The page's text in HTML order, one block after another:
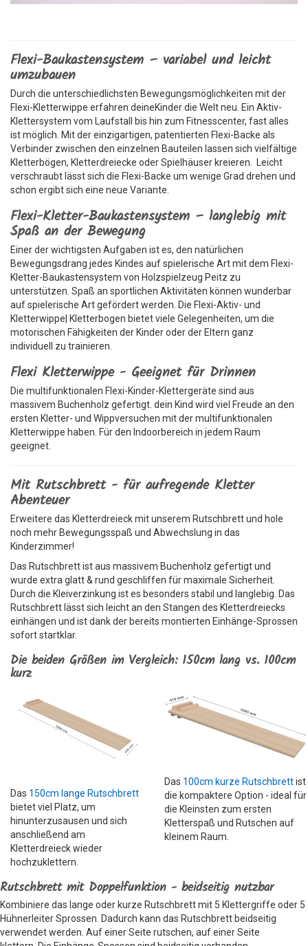
Flexi-Baukastensystem – variabel und leicht
umzubauen
Durch die unterschiedlichsten Bewegungsmöglichkeiten mit der
Flexi-Kletterwippe erfahren deineKinder die Welt neu. Ein Aktiv-
Klettersystem vom Laufstall bis hin zum Fitnesscenter, fast alles
ist möglich. Mit der einzigartigen, patentierten Flexi-Backe als
Verbinder zwischen den einzelnen Bauteilen lassen sich vielfältige
Kletterbögen, Kletterdreiecke oder Spielhäuser kreieren. Leicht
verschraubt lässt sich die Flexi-Backe um wenige Grad drehen und
schon ergibt sich eine neue Variante.
Flexi-Kletter-Baukastensystem – langlebig mit
Spaß an der Bewegung
Einer der wichtigsten Aufgaben ist es, den natürlichen
Bewegungsdrang jedes Kindes auf spielerische Art mit dem Flexi-
Kletter-Baukastensystem von Holzspielzeug Peitz zu
unterstützen. Spaß an sportlichen Aktivitäten können wunderbar
auf spielerische Art gefördert werden. Die Flexi-Aktiv- und
Kletterwippe| Kletterbogen bietet viele Gelegenheiten, um die
motorischen Fähigkeiten der Kinder oder der Eltern ganz
individuell zu trainieren.
Flexi Kletterwippe - Geeignet für Drinnen
Die multifunktionalen Flexi-Kinder-Klettergeräte sind aus
massivem Buchenholz gefertigt. dein Kind wird viel Freude an den
ersten Kletter- und Wippversuchen mit der multifunktionalen
Kletterwippe haben. Für den Indoorbereich in jedem Raum
geeignet.
Mit Rutschbrett - für aufregende Kletter
Abenteuer
Erweitere das Kletterdreieck mit unserem Rutschbrett und hole
noch mehr Bewegungsspaß und Abwechslung in das
Kinderzimmer!
Das Rutschbrett ist aus massivem Buchenholz gefertigt und
wurde extra glatt & rund geschliffen für maximale Sicherheit.
Durch die Kleiverzinkung ist es besonders stabil und langlebig. Das
Rutschbrett lässt sich leicht an den Stangen des Kletterdreiecks
einhängen und ist dank der bereits montierten Einhänge-Sprossen
sofort startklar.
Die beiden Größen im Vergleich: 150cm lang vs. 100cm
kurz
Das 150cm lange Rutschbrett
bietet viel Platz, um
hinunterzusausen und sich
anschließend am
Kletterdreieck wieder
hochzuklettern.
Das 100cm kurze Rutschbrettist
die kompaktere Option - ideal für
die Kleinsten zum ersten
Kletterspaß und Rutschen auf
kleinem Raum.
Rutschbrett mit Doppelfunktion - beidseitig nutzbar
Kombiniere das lange oder kurze Rutschbrett mit 5 Klettergriffe oder 5
Hühnerleiter Sprossen. Dadurch kann das Rutschbrett beidseitig
verwendet werden. Auf einer Seite rutschen, auf einer Seite